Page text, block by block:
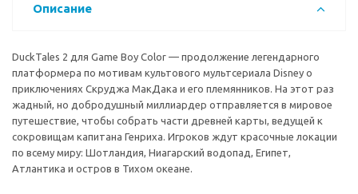
Описание
DuckTales 2 для Game Boy Color — продолжение легендарного
платформера по мотивам культового мультсериала Disney о
приключениях Скруджа МакДака и его племянников. На этот раз
жадный, но добродушный миллиардер отправляется в мировое
путешествие, чтобы собрать части древней карты, ведущей к
сокровищам капитана Генриха. Игроков ждут красочные локации
по всему миру: Шотландия, Ниагарский водопад, Египет,
Атлантика и остров в Тихом океане.